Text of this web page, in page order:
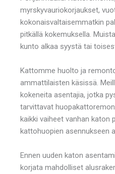
myrskyvauriokorjaukset,
kokonaisvaltaisemmatkin
pitkällä kokemuksella.
kunto alkaa syystä tai
Kattomme huolto ja
ammattilaisten käsissä.
kokeneita asentajia, jotka
tarvittavat
kaikki vaiheet vanhan katon
kattohuopien asennukseen
Ennen uuden katon
korjata mahdolliset